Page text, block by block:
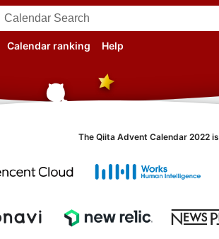
Calendar ranking Help
The Qiita Advent Calendar 2022